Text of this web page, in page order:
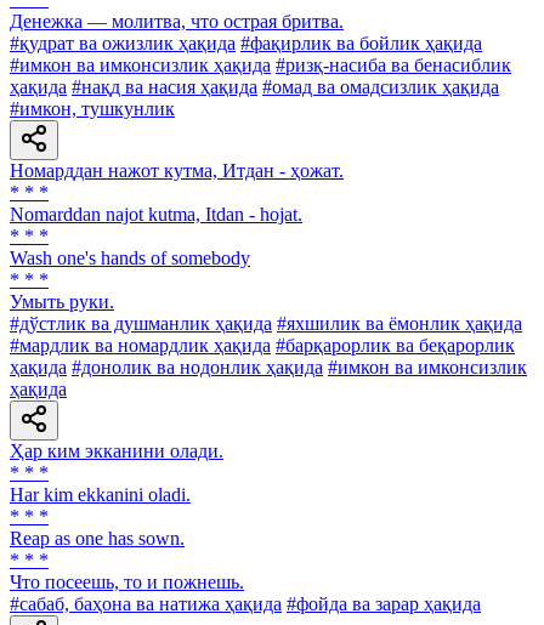
Денежка — молитва, что острая бритва.
#қудрат ва ожизлик ҳақида #фақирлик ва бойлик ҳақида
#имкон ва имконсизлик ҳақида #ризқ-насиба ва бенасиблик
ҳақида #нақд ва насия ҳақида #омад ва омадсизлик ҳақида
#имкон, тушкунлик
Номарддан нажот кутма, Итдан - ҳожат.
* * *
Nomarddan najot kutma, Itdan - hojat.
* * *
Wash one's hands of somebody
* * *
Умыть руки.
#дўстлик ва душманлик ҳақида #яхшилик ва ёмонлик ҳақида
#мардлик ва номардлик ҳақида #барқарорлик ва беқарорлик
ҳақида #донолик ва нодонлик ҳақида #имкон ва имконсизлик
ҳақида
Ҳар ким экканини олади.
* * *
Har kim ekkanini oladi.
* * *
Reap as one has sown.
* * *
Что посеешь, то и пожнешь.
#сабаб, баҳона ва натижа ҳақида #фойда ва зарар ҳақида